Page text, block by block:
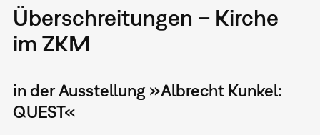
Überschreitungen – Kirche
im ZKM
in der Ausstellung »Albrecht Kunkel:
QUEST«